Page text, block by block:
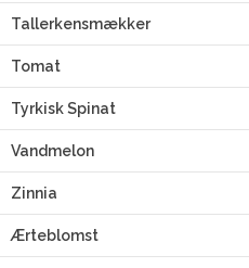
Tallerkensmækker
Tomat
Tyrkisk Spinat
Vandmelon
Zinnia
Ærteblomst